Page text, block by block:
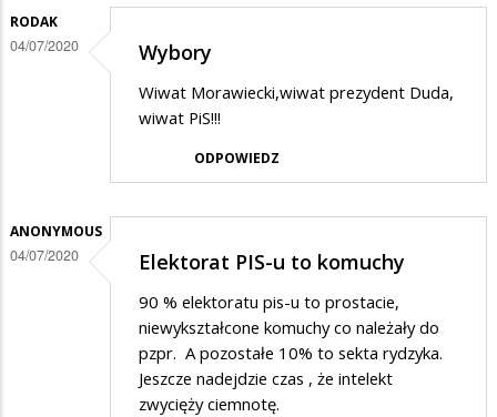
RODAK
04/07/2020 Wybory
Wiwat Morawiecki,wiwat prezydent Duda,
wiwat PiS!!!
ODPOWIEDZ
ANONYMOUS
04/07/2020 Elektorat PIS-u to komuchy
90 % elektoratu pis-u to prostacie,
niewykształcone komuchy co należały do
pzpr. A pozostałe 10% to sekta rydzyka.
Jeszcze nadejdzie czas , że intelekt
zwycięży ciemnotę.